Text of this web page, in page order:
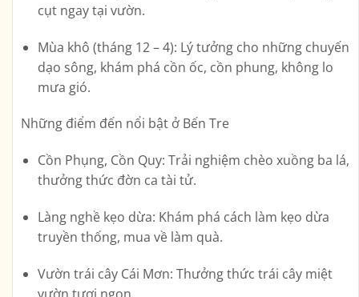
cụt ngay tại vườn.
Mùa khô (tháng 12 – 4): Lý tưởng cho những chuyến
dạo sông, khám phá cồn ốc, cồn phung, không lo
mưa gió.
Những điểm đến nổi bật ở Bến Tre
Cồn Phụng, Cồn Quy: Trải nghiệm chèo xuồng ba lá,
thưởng thức đờn ca tài tử.
Làng nghề kẹo dừa: Khám phá cách làm kẹo dừa
truyền thống, mua về làm quà.
Vườn trái cây Cái Mơn: Thưởng thức trái cây miệt